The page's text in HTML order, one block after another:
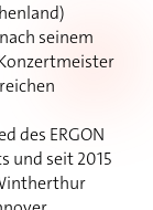
seinem
des ERGON
und seit 2015